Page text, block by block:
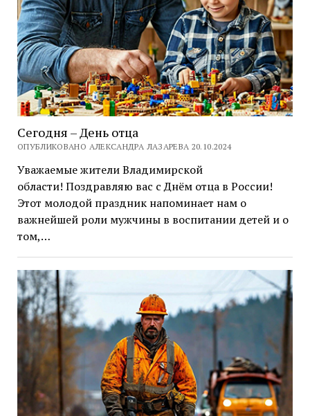
Сегодня – День отца
ОПУБЛИКОВАНО АЛЕКСАНДРА ЛАЗАРЕВА 20.10.2024
Уважаемые жители Владимирской
области! Поздравляю вас с Днём отца в России!
Этот молодой праздник напоминает нам о
важнейшей роли мужчины в воспитании детей и о
том,…